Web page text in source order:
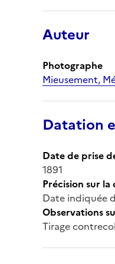
Auteur
Photographe
Mieusement,
Datation
Date de prise
1891
Précision sur
Date indiquée
Observations
Tirage